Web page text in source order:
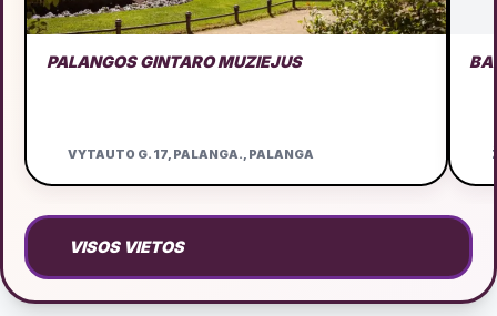
PALANGOS GINTARO MUZIEJUS
VYTAUTO G. 17, PALANGA., PALANGA
VISOS VIETOS